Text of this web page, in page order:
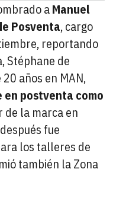
aManuel
Posventa, cargo
reportando
Stéphane de
años en MAN,
en postventa como
de la marca en
fue
los talleres de
también la Zona